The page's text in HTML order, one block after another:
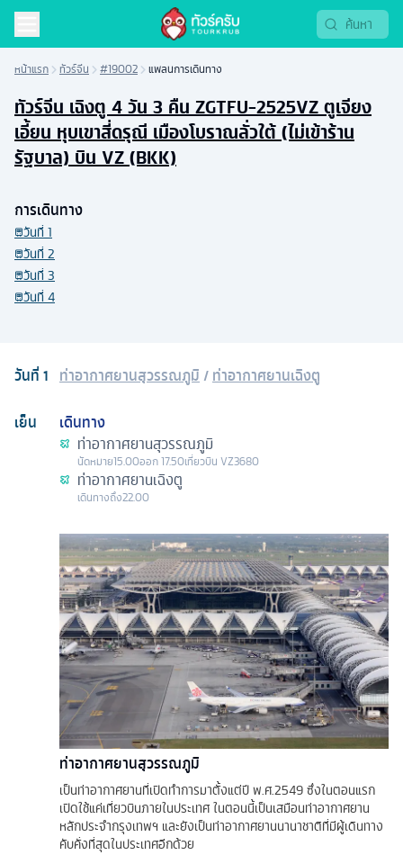
หน้าแรก ทัวร์จีน #19002 แพลนการเดินทาง
ทัวร์จีน เฉิงตู 4 วัน 3 คืน ZGTFU-2525VZ ตูเจียง
เอี้ยน หุบเขาสี่ดรุณี เมืองโบราณลั่วใต้ (ไม่เข้าร้าน
รัฐบาล) บิน VZ (BKK)
วันที่1 ท่าอากาศยานสุวรรณภูมิ /ท่าอากาศยานเฉิงตู
เย็น
เดินทาง
ท่าอากาศยานสุวรรณภูมิ
นัดหมาย15.00ออก17.50เที่ยวบิน VZ3680
ท่าอากาศยานเฉิงตู
เดินทางถึง22.00
ท่าอากาศยานสุวรรณภูมิ
เป็นท่าอากาศยานที่เปิดทำการมาตั้งแต่ปี พ.ศ.2549 ซึ่งในตอนแรก
เปิดใช้แค่เที่ยวบินภายในประเทศ ในตอนนี้เป็นเสมือนท่าอากาศยาน
หลักประจำกรุงเทพฯ และยังเป็นท่าอากาศยานนานาชาติที่มีผู้เดินทาง
คับคั่งที่สุดในประเทศอีกด้วย
การเดินทาง
วันที่ 1
วันที่ 2
วันที่ 3
วันที่ 4